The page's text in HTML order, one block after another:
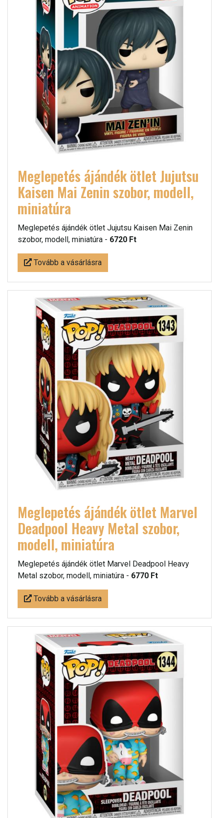
Meglepetés ájándék ötlet Jujutsu
Kaisen Mai Zenin szobor, modell,
miniatúra
Meglepetés ájándék ötlet Jujutsu Kaisen Mai Zenin
szobor, modell, miniatúra - 6720 Ft
Tovább a vásárlásra
Meglepetés ájándék ötlet Marvel
Deadpool Heavy Metal szobor,
modell, miniatúra
Meglepetés ájándék ötlet Marvel Deadpool Heavy
Metal szobor, modell, miniatúra - 6770 Ft
Tovább a vásárlásra